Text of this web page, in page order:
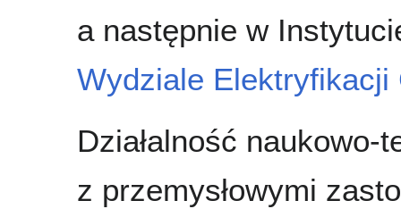
a następnie w
Wydziale
Działalność
z przemysłowymi